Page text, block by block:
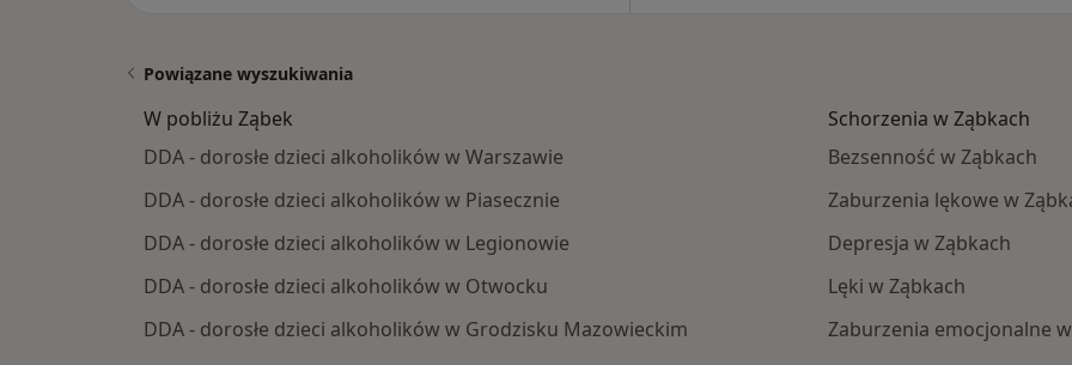
Powiązane wyszukiwania
W pobliżu Ząbek
DDA - dorosłe dzieci alkoholików w Warszawie
DDA - dorosłe dzieci alkoholików w Piasecznie
DDA - dorosłe dzieci alkoholików w Legionowie
DDA - dorosłe dzieci alkoholików w Otwocku
DDA - dorosłe dzieci alkoholików w Grodzisku Mazowieckim
Schorzenia w Ząbkach
Bezsenność w Ząbkach
Zaburzenia lękowe w
Depresja w Ząbkach
Lęki w Ząbkach
Zaburzenia emocjonalne